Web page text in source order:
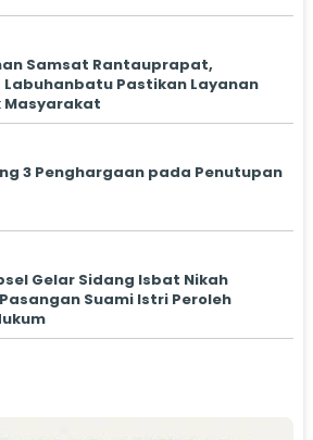
Samsat Rantauprapat,
Pastikan Layanan
Masyarakat
3 Penghargaan pada Penutupan
Gelar Sidang Isbat Nikah
Suami Istri Peroleh